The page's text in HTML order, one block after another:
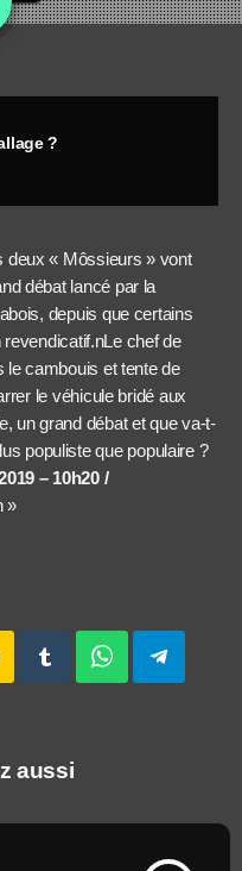
?
deux « Môssieurs » vont
débat lancé par la
depuis que certains
chef de
le cambouis et tente de
le véhicule bridé aux
un grand débat et que va-t-
populiste que populaire ?
– 10h20 /
»
aussi